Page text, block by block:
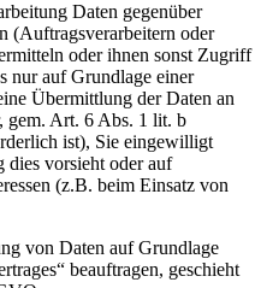
Daten gegenüber
(Auftragsverarbeitern oder
oder ihnen sonst Zugriff
nur auf Grundlage einer
Übermittlung der Daten an
gem. Art. 6 Abs. 1 lit. b
ist), Sie eingewilligt
dies vorsieht oder auf
(z.B. beim Einsatz von
von Daten auf Grundlage
beauftragen, geschieht